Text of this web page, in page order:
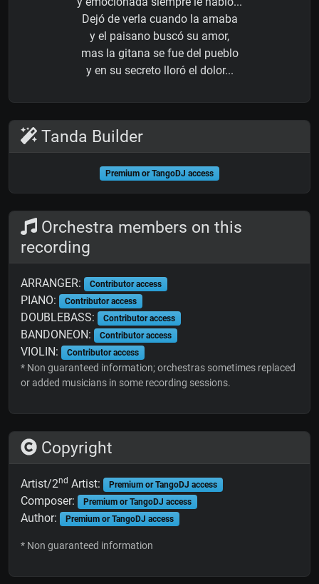
Dejó de verla cuando la amaba
y el paisano buscó su amor,
mas la gitana se fue del pueblo
y en su secreto lloró el dolor...
Tanda Builder
Premium or TangoDJ access
Orchestra members on this
recording
ARRANGER: Contributor access
PIANO: Contributor access
DOUBLEBASS: Contributor access
BANDONEON: Contributor access
VIOLIN: Contributor access
* Non guaranteed information; orchestras sometimes replaced
or added musicians in some recording sessions.
Copyright
Artist/2nd Artist: Premium or TangoDJ access
Composer: Premium or TangoDJ access
Author: Premium or TangoDJ access
* Non guaranteed information